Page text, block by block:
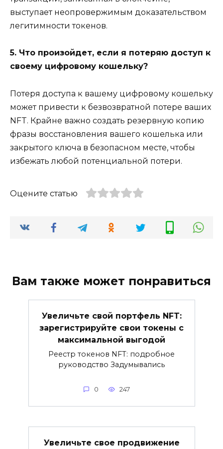
выступает неопровержимым доказательством
легитимности токенов.
5. Что произойдет, если я потеряю доступ к
своему цифровому кошельку?
Потеря доступа к вашему цифровому кошельку
может привести к безвозвратной потере ваших
NFT. Крайне важно создать резервную копию
фразы восстановления вашего кошелька или
закрытого ключа в безопасном месте, чтобы
избежать любой потенциальной потери.
Оцените статью
Вам также может понравиться
Увеличьте свой портфель NFT:
зарегистрируйте свои токены с
максимальной выгодой
Реестр токенов NFT: подробное
руководство Задумывались
0 247
Увеличьте свое продвижение